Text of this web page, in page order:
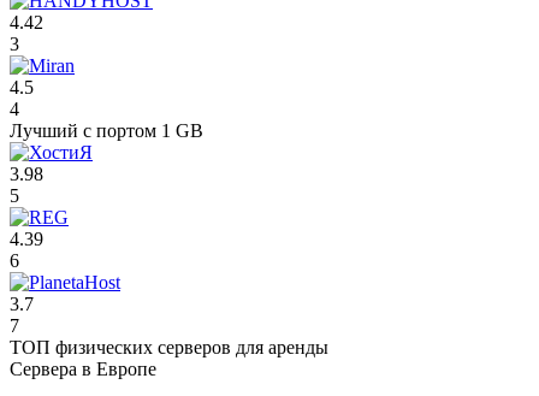
4.42
3
4.5
4
Лучший с портом 1 GB
3.98
5
4.39
6
3.7
7
ТОП физических серверов для аренды
Сервера в Европе